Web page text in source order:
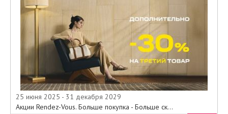
25 июня 2025 - 31 декабря 2029
Акции Rendez-Vous. Больше покупка - Больше ск...